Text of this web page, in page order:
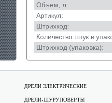
Объем, л:
Артикул:
Штрихкод:
Количество штук в
Штрихкод (упаковка):
ДРЕЛИ ЭЛЕКТРИЧЕСКИЕ
ДРЕЛИ-ШУРУПОВЕРТЫ